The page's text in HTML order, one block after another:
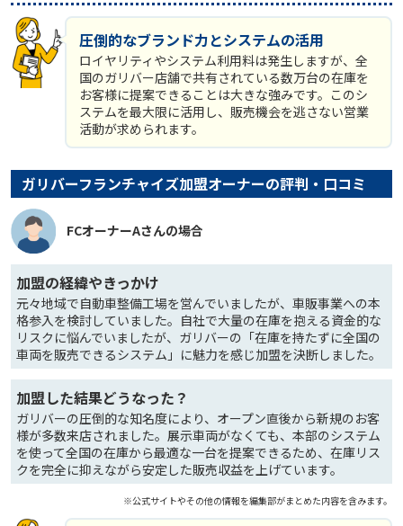
圧倒的なブランド力とシステムの活用
ロイヤリティやシステム利用料は発生しますが、全
国のガリバー店舗で共有されている数万台の在庫を
お客様に提案できることは大きな強みです。このシ
ステムを最大限に活用し、販売機会を逃さない営業
活動が求められます。
ガリバーフランチャイズ加盟オーナーの評判・口コミ
FCオーナーAさんの場合
加盟の経緯やきっかけ
元々地域で自動車整備工場を営んでいましたが、車販事業への本
格参入を検討していました。自社で大量の在庫を抱える資金的な
リスクに悩んでいましたが、ガリバーの「在庫を持たずに全国の
車両を販売できるシステム」に魅力を感じ加盟を決断しました。
加盟した結果どうなった？
ガリバーの圧倒的な知名度により、オープン直後から新規のお客
様が多数来店されました。展示車両がなくても、本部のシステム
を使って全国の在庫から最適な一台を提案できるため、在庫リス
クを完全に抑えながら安定した販売収益を上げています。
※公式サイトやその他の情報を編集部がまとめた内容を含みます。